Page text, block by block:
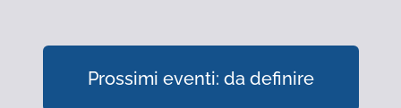
Prossimi eventi: da definire